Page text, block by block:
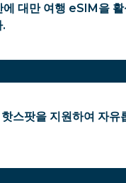
대만 여행 eSIM을
스팟을 지원하여 자유